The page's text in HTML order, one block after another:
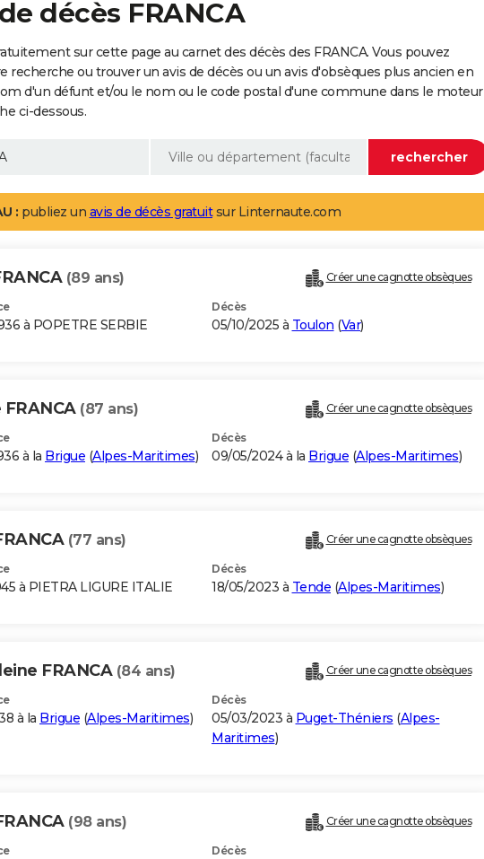
décès FRANCA
sur cette page au carnet des décès des FRANCA. Vous pouvez
recherche ou trouver un avis de décès ou un avis d'obsèques plus ancien en
d'un défunt et/ou le nom ou le code postal d'une commune dans le moteur
ci-dessous.
: publiez un avis de décès gratuitsur Linternaute.com
(89 ans) Créer une cagnotte obsèques
à POPETRE SERBIE
Décès
05/10/2025 à Toulon (Var)
FRANCA (87 ans) Créer une cagnotte obsèques
à la Brigue (Alpes-Maritimes)
Décès
09/05/2024 à la Brigue (Alpes-Maritimes)
(77 ans) Créer une cagnotte obsèques
à PIETRA LIGURE ITALIE
Décès
18/05/2023 à Tende (Alpes-Maritimes)
FRANCA (84 ans) Créer une cagnotte obsèques
à la Brigue (Alpes-Maritimes)
Décès
05/03/2023 à Puget-Théniers (Alpes-
Maritimes)
(98 ans) Créer une cagnotte obsèques
Décès